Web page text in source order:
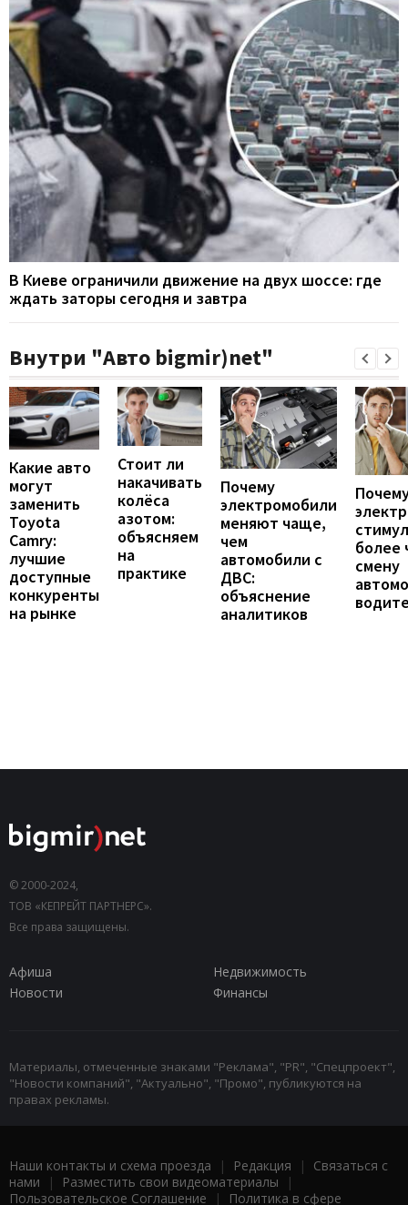
В Киеве ограничили движение на двух шоссе: где
ждать заторы сегодня и завтра
Внутри "Авто bigmir)net"
Какие авто
могут
заменить
Toyota
Camry:
лучшие
доступные
конкуренты
на рынке
Стоит ли
накачивать
колёса
азотом:
объясняем
на
практике
Почему
электромобили
меняют чаще,
чем
автомобили с
ДВС:
объяснение
аналитиков
более
смену
© 2000-2024,
ТОВ «КЕПРЕЙТ ПАРТНЕРС».
Все права защищены.
Афиша
Недвижимость
Новости
Финансы
Материалы, отмеченные знаками "Реклама", "PR", "Спецпроект",
"Новости компаний", "Актуально", "Промо", публикуются на
правах рекламы.
Наши контакты и схема проезда | Редакция | Связаться с
нами | Разместить свои видеоматериалы |
Пользовательское Соглашение | Политика в сфере